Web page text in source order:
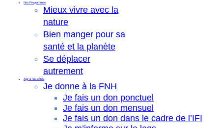
Nos Programmes
Mieux vivre avec la
nature
Bien manger pour sa
santé et la planète
Se déplacer
autrement
Agir à nos côtés
Je donne à la FNH
Je fais un don ponctuel
Je fais un don mensuel
Je fais un don dans le cadre de l’IFI